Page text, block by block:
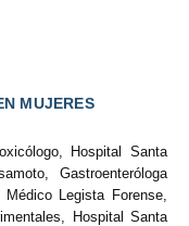
MUJERES
Hospital Santa
Gastroenteróloga
Legista Forense,
Hospital Santa